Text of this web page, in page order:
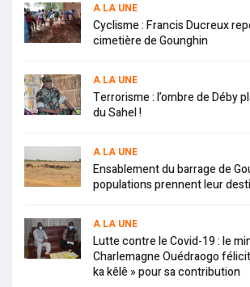
A LA UNE
Cyclisme : Francis Ducreux
cimetière de Gounghin
A LA UNE
Terrorisme : l’ombre de Déby
du Sahel !
A LA UNE
Ensablement du barrage de
populations prennent leur
A LA UNE
Lutte contre le Covid-19 : le
Charlemagne Ouédraogo
ka kêlê » pour sa contribution